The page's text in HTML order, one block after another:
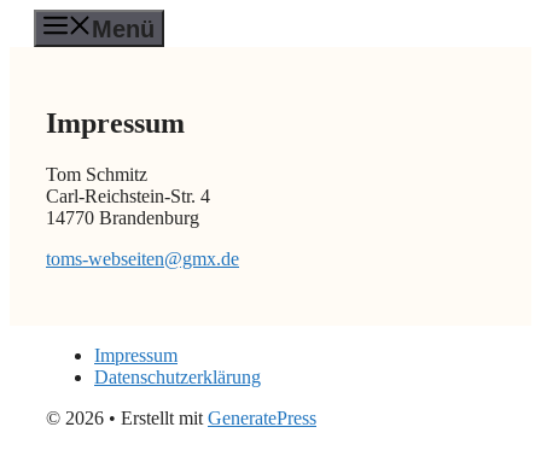
Zum
Inhalt
Menü
Impressum
Tom Schmitz
Carl-Reichstein-Str. 4
14770 Brandenburg
toms-webseiten@gmx.de
Impressum
Datenschutzerklärung
© 2026 • Erstellt mit GeneratePress